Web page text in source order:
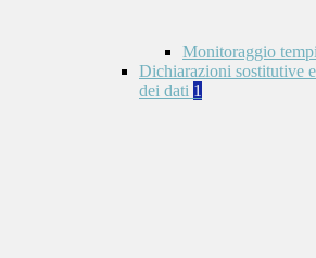
Monitoraggio
Dichiarazioni sostitutive
dei dati 1